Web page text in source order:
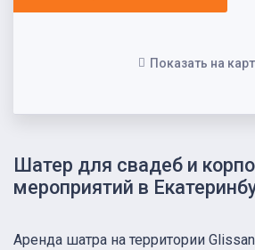
Шатер для свадеб и
мероприятий в
Показать на
Аренда шатра на территории